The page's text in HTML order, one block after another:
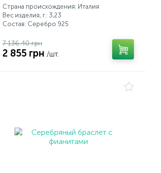
Страна происхождения: Италия
Вес изделия, г.: 3,23
Состав: Серебро 925
7 136.40 грн
2 855 грн /шт.